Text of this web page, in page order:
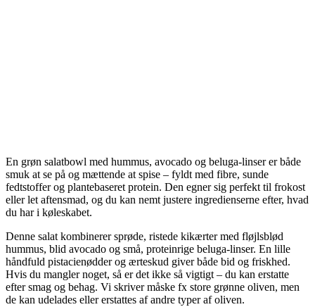
En grøn salatbowl med hummus, avocado og beluga-linser er både
smuk at se på og mættende at spise – fyldt med fibre, sunde
fedtstoffer og plantebaseret protein. Den egner sig perfekt til frokost
eller let aftensmad, og du kan nemt justere ingredienserne efter, hvad
du har i køleskabet.
Denne salat kombinerer sprøde, ristede kikærter med fløjlsblød
hummus, blid avocado og små, proteinrige beluga-linser. En lille
håndfuld pistacienødder og ærteskud giver både bid og friskhed.
Hvis du mangler noget, så er det ikke så vigtigt – du kan erstatte
efter smag og behag. Vi skriver måske fx store grønne oliven, men
de kan udelades eller erstattes af andre typer af oliven.